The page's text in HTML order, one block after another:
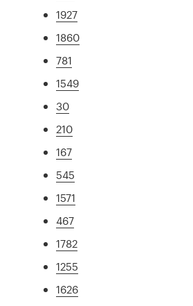
1927
1860
781
1549
30
210
167
545
1571
467
1782
1255
1626